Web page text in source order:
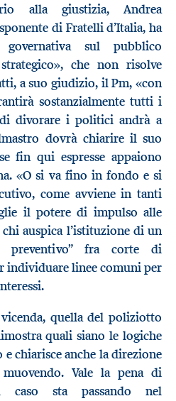
alla giustizia, Andrea
di Fratelli d’Italia, ha
governativa sul pubblico
che non risolve
a suo giudizio, il Pm, «con
sostanzialmente tutti i
divorare i politici andrà a
dovrà chiarire il suo
fin qui espresse appaiono
«O si va fino in fondo e si
come avviene in tanti
il potere di impulso alle
chi auspica l’istituzione di un
preventivo” fra corte di
individuare linee comuni per
quella del poliziotto
quali siano le logiche
chiarisce anche la direzione
Vale la pena di
caso sta passando nel